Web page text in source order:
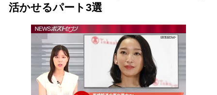
活かせるパート3選